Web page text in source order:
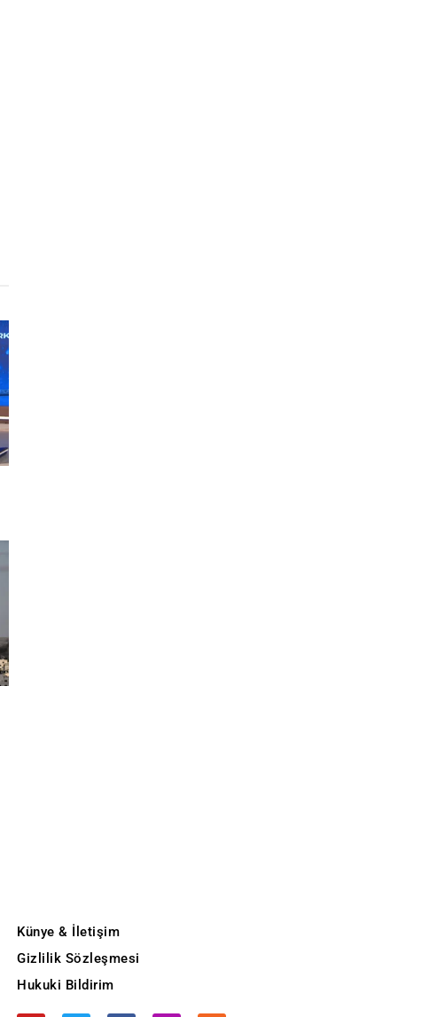
Künye & İletişim
Gizlilik Sözleşmesi
Hukuki Bildirim